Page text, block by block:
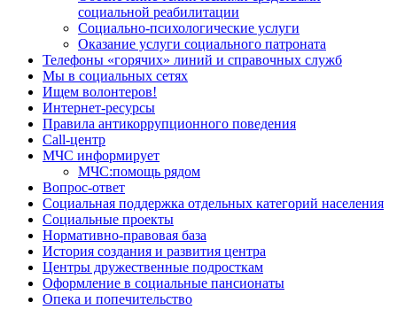
социальной реабилитации
Социально-психологические услуги
Оказание услуги социального патроната
Телефоны «горячих» линий и справочных служб
Мы в социальных сетях
Ищем волонтеров!
Интернет-ресурсы
Правила антикоррупционного поведения
Call-центр
МЧС информирует
МЧС:помощь рядом
Вопрос-ответ
Социальная поддержка отдельных категорий населения
Социальные проекты
Нормативно-правовая база
История создания и развития центра
Центры дружественные подросткам
Оформление в социальные пансионаты
Опека и попечительство